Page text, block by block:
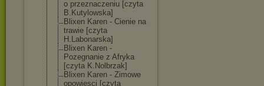
o przeznaczeniu [czyta
B.Kutylowska]
Blixen Karen - Cienie na
trawie [czyta
H.Labonarska]
Blixen Karen -
Pozegnanie z Afryka
[czyta K.Nolbrzak]
Blixen Karen - Zimowe
opowiesci [czyta